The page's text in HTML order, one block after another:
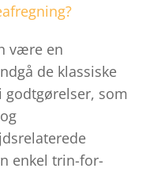
være en
de klassiske
som
enkel trin-for-